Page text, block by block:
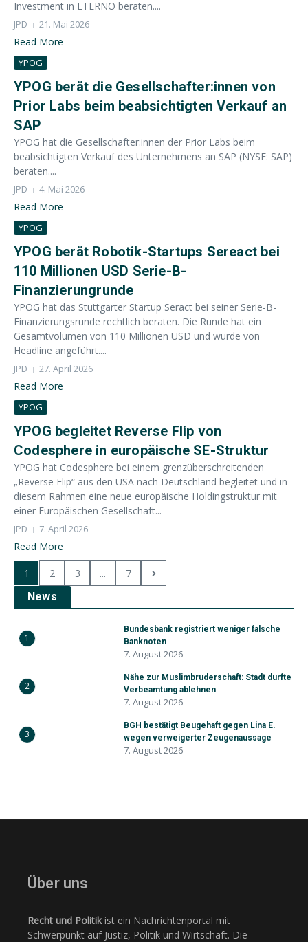
Investment in ETERNO beraten....
JPD 21. Mai 2026
Read More
YPOG
YPOG berät die Gesellschafter:innen von
Prior Labs beim beabsichtigten Verkauf an
SAP
YPOG hat die Gesellschafter:innen der Prior Labs beim
beabsichtigten Verkauf des Unternehmens an SAP (NYSE: SAP)
beraten....
JPD 4. Mai 2026
Read More
YPOG
YPOG berät Robotik-Startups Sereact bei
110 Millionen USD Serie-B-
Finanzierungrunde
YPOG hat das Stuttgarter Startup Seract bei seiner Serie-B-
Finanzierungsrunde rechtlich beraten. Die Runde hat ein
Gesamtvolumen von 110 Millionen USD und wurde von
Headline angeführt....
JPD 27. April 2026
Read More
YPOG
YPOG begleitet Reverse Flip von
Codesphere in europäische SE-Struktur
YPOG hat Codesphere bei einem grenzüberschreitenden
„Reverse Flip“ aus den USA nach Deutschland begleitet und in
diesem Rahmen eine neue europäische Holdingstruktur mit
einer Europäischen Gesellschaft...
JPD 7. April 2026
Read More
1 2 3 ...
7
News
1
Bundesbank registriert weniger falsche
Banknoten
7. August 2026
2
Nähe zur Muslimbruderschaft: Stadt durfte
Verbeamtung ablehnen
7. August 2026
3
BGH bestätigt Beugehaft gegen Lina E.
wegen verweigerter Zeugenaussage
7. August 2026
Über uns
Recht und Politikist ein Nachrichtenportal mit
Schwerpunkt auf Justiz, Politik und Wirtschaft. Die